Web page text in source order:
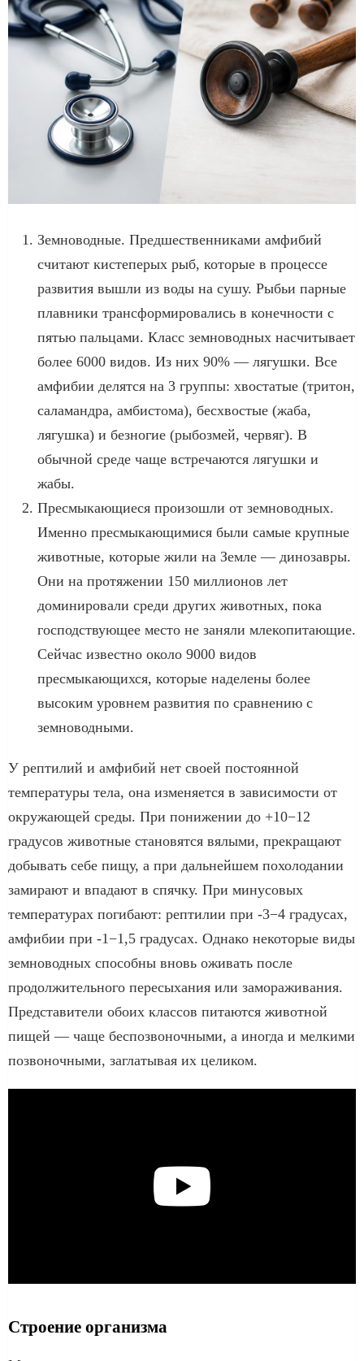
Земноводные. Предшественниками амфибий
считают кистеперых рыб, которые в процессе
развития вышли из воды на сушу. Рыбьи парные
плавники трансформировались в конечности с
пятью пальцами. Класс земноводных насчитывает
более 6000 видов. Из них 90% — лягушки. Все
амфибии делятся на 3 группы: хвостатые (тритон,
саламандра, амбистома), бесхвостые (жаба,
лягушка) и безногие (рыбозмей, червяг). В
обычной среде чаще встречаются лягушки и
жабы.
Пресмыкающиеся произошли от земноводных.
Именно пресмыкающимися были самые крупные
животные, которые жили на Земле — динозавры.
Они на протяжении 150 миллионов лет
доминировали среди других животных, пока
господствующее место не заняли млекопитающие.
Сейчас известно около 9000 видов
пресмыкающихся, которые наделены более
высоким уровнем развития по сравнению с
земноводными.
У рептилий и амфибий нет своей постоянной
температуры тела, она изменяется в зависимости от
окружающей среды. При понижении до +10−12
градусов животные становятся вялыми, прекращают
добывать себе пищу, а при дальнейшем похолодании
замирают и впадают в спячку. При минусовых
температурах погибают: рептилии при -3−4 градусах,
амфибии при -1−1,5 градусах. Однако некоторые виды
земноводных способны вновь оживать после
продолжительного пересыхания или замораживания.
Представители обоих классов питаются животной
пищей — чаще беспозвоночными, а иногда и мелкими
позвоночными, заглатывая их целиком.
Строение организма